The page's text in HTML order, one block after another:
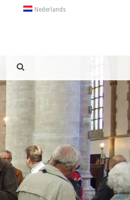
Nederlands